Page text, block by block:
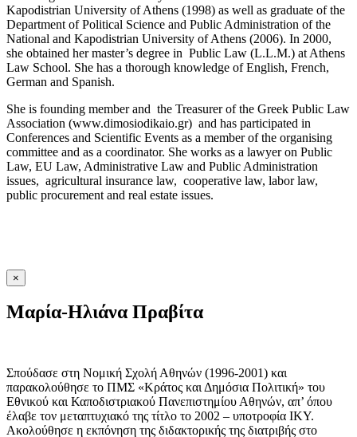
Kapodistrian University of Athens (1998) as well as graduate of the
Department of Political Science and Public Administration of the
National and Kapodistrian University of Athens (2006). In 2000,
she obtained her master’s degree in Public Law (L.L.M.) at Athens
Law School. She has a thorough knowledge of English, French,
German and Spanish.
She is founding member and the Treasurer of the Greek Public Law
Association (www.dimosiodikaio.gr) and has participated in
Conferences and Scientific Events as a member of the organising
committee and as a coordinator. She works as a lawyer on Public
Law, EU Law, Administrative Law and Public Administration
issues, agricultural insurance law, cooperative law, labor law,
public procurement and real estate issues.
×
Μαρία-Ηλιάνα Πραβίτα
Σπούδασε στη Νομική Σχολή Αθηνών (1996-2001) και
παρακολούθησε το ΠΜΣ «Κράτος και Δημόσια Πολιτική» του
Εθνικού και Καποδιστριακού Πανεπιστημίου Αθηνών, απ’ όπου
έλαβε τον μεταπτυχιακό της τίτλο το 2002 – υποτροφία ΙΚΥ.
Ακολούθησε η εκπόνηση της διδακτορικής της διατριβής στο